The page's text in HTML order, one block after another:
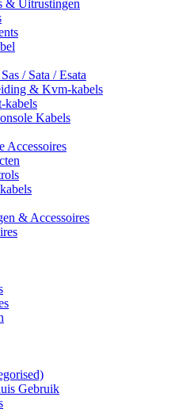
& Uitrustingen
/ Sata / Esata
& Kvm-kabels
kabels
Kabels
Accessoires
& Accessoires
Gebruik